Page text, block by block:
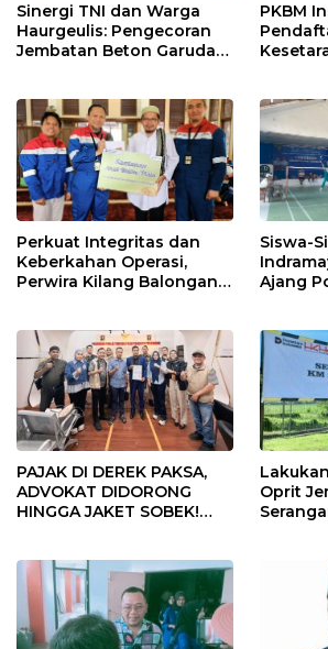
Sinergi TNI dan Warga
Haurgeulis: Pengecoran
Jembatan Beton Garuda
PKBM
Perkuat Integritas dan
Keberkahan Operasi,
Perwira Kilang Balongan
Siswa-
Ajang
PAJAK DI DEREK PAKSA,
ADVOKAT DIDORONG
HINGGA JAKET SOBEK!
Pekanbaru!
Oprit